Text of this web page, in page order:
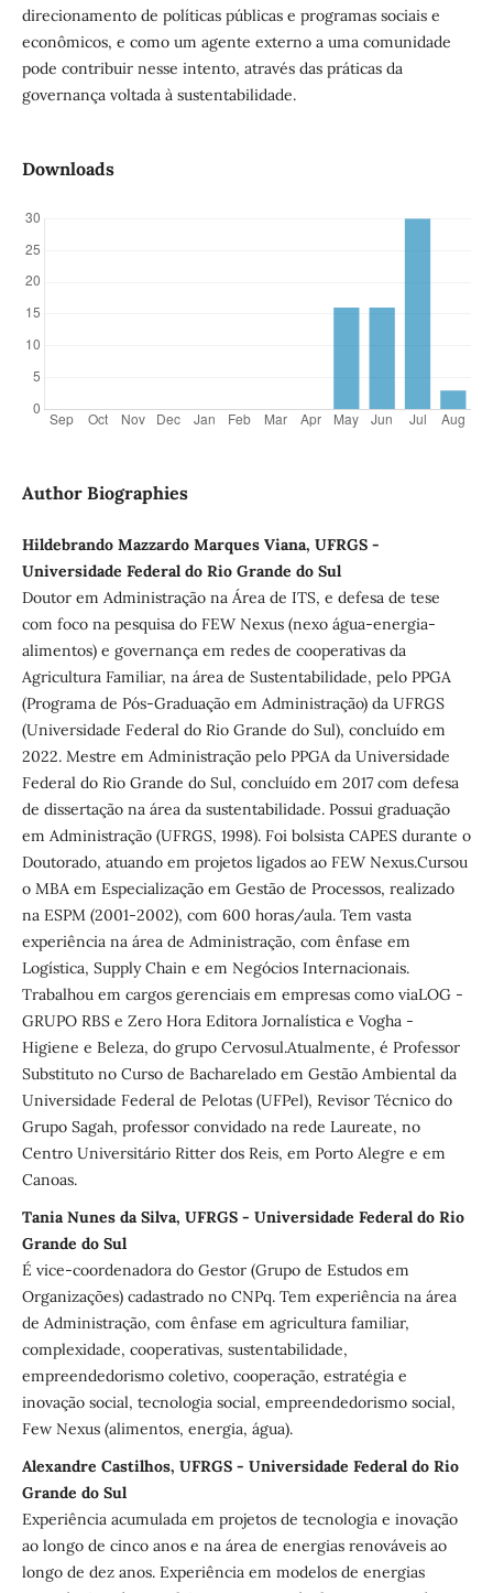
direcionamento de políticas públicas e programas sociais e
econômicos, e como um agente externo a uma comunidade
pode contribuir nesse intento, através das práticas da
governança voltada à sustentabilidade.
Downloads
Author Biographies
Hildebrando Mazzardo Marques Viana, UFRGS -
Universidade Federal do Rio Grande do Sul
Doutor em Administração na Área de ITS, e defesa de tese
com foco na pesquisa do FEW Nexus (nexo água-energia-
alimentos) e governança em redes de cooperativas da
Agricultura Familiar, na área de Sustentabilidade, pelo PPGA
(Programa de Pós-Graduação em Administração) da UFRGS
(Universidade Federal do Rio Grande do Sul), concluído em
2022. Mestre em Administração pelo PPGA da Universidade
Federal do Rio Grande do Sul, concluído em 2017 com defesa
de dissertação na área da sustentabilidade. Possui graduação
em Administração (UFRGS, 1998). Foi bolsista CAPES durante o
Doutorado, atuando em projetos ligados ao FEW Nexus.Cursou
o MBA em Especialização em Gestão de Processos, realizado
na ESPM (2001-2002), com 600 horas/aula. Tem vasta
experiência na área de Administração, com ênfase em
Logística, Supply Chain e em Negócios Internacionais.
Trabalhou em cargos gerenciais em empresas como viaLOG -
GRUPO RBS e Zero Hora Editora Jornalística e Vogha -
Higiene e Beleza, do grupo Cervosul.Atualmente, é Professor
Substituto no Curso de Bacharelado em Gestão Ambiental da
Universidade Federal de Pelotas (UFPel), Revisor Técnico do
Grupo Sagah, professor convidado na rede Laureate, no
Centro Universitário Ritter dos Reis, em Porto Alegre e em
Canoas.
Tania Nunes da Silva, UFRGS - Universidade Federal do Rio
Grande do Sul
É vice-coordenadora do Gestor (Grupo de Estudos em
Organizações) cadastrado no CNPq. Tem experiência na área
de Administração, com ênfase em agricultura familiar,
complexidade, cooperativas, sustentabilidade,
empreendedorismo coletivo, cooperação, estratégia e
inovação social, tecnologia social, empreendedorismo social,
Few Nexus (alimentos, energia, água).
Alexandre Castilhos, UFRGS - Universidade Federal do Rio
Grande do Sul
Experiência acumulada em projetos de tecnologia e inovação
ao longo de cinco anos e na área de energias renováveis ao
longo de dez anos. Experiência em modelos de energias